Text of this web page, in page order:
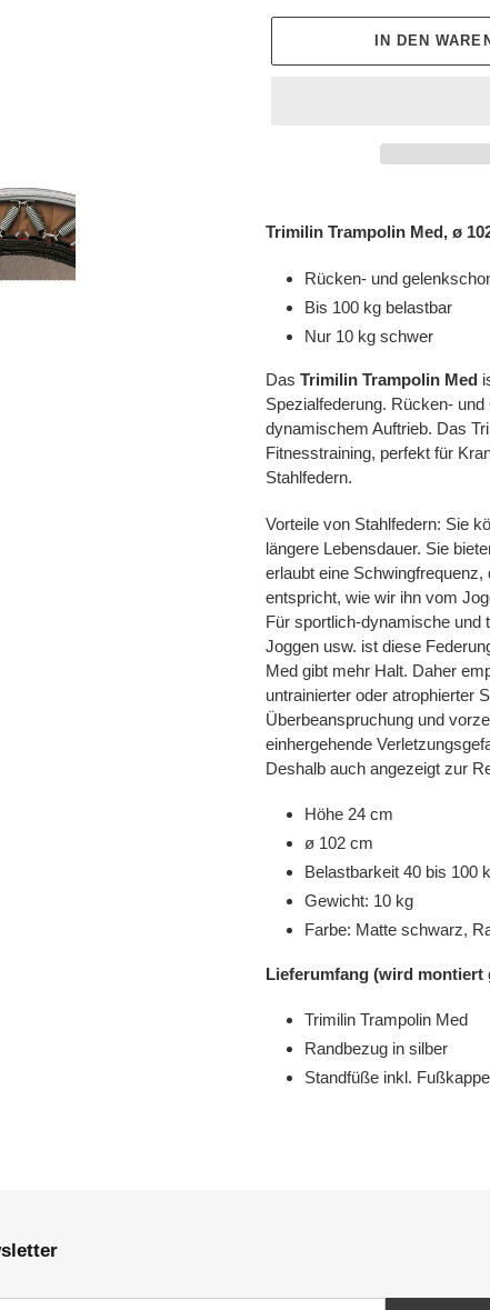
IN DEN
wird
Warenkorb
Trimilin Trampolin Med, ø
Rücken- und
Bis 100 kg belastbar
Nur 10 kg schwer
Das Trimilin Trampolin Med
Spezialfederung. Rücken-
dynamischem Auftrieb. Das
Fitnesstraining, perfekt für
Stahlfedern.
Vorteile von Stahlfedern: Sie
längere Lebensdauer. Sie
erlaubt eine
entspricht, wie wir ihn vom
Für sportlich-dynamische und
Joggen usw. ist diese
Med gibt mehr Halt. Daher
untrainierter oder atrophierter
Überbeanspruchung und
einhergehende
Deshalb auch angezeigt zur
Höhe 24 cm
ø 102 cm
Belastbarkeit 40 bis 100
Gewicht: 10 kg
Farbe: Matte schwarz,
Lieferumfang (wird montiert
Trimilin Trampolin Med
Randbezug in silber
Standfüße inkl.